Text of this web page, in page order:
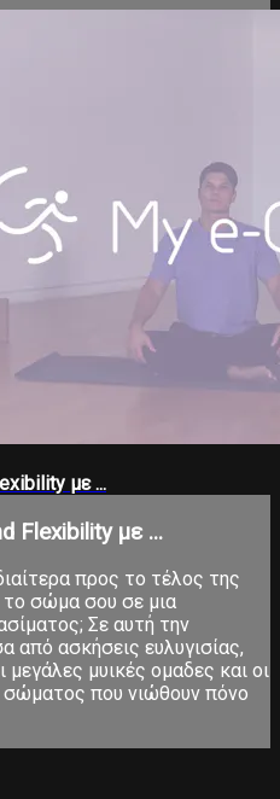
με ...
Flexibility με ...
προς το τέλος της
το σώμα σου σε μια
Σε αυτή την
από ασκήσεις ευλυγισίας,
μυικές ομαδες και οι
σώματος που νιώθουν πόνο